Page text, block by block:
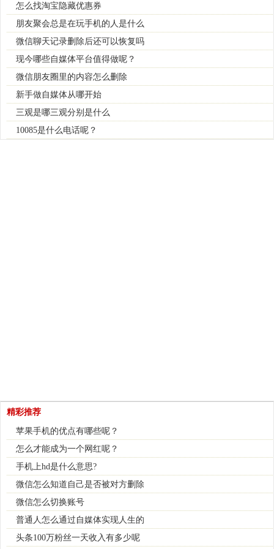
怎么找淘宝隐藏优惠券
朋友聚会总是在玩手机的人是什么
微信聊天记录删除后还可以恢复吗
现今哪些自媒体平台值得做呢？
微信朋友圈里的内容怎么删除
新手做自媒体从哪开始
三观是哪三观分别是什么
10085是什么电话呢？
精彩推荐
苹果手机的优点有哪些呢？
怎么才能成为一个网红呢？
手机上hd是什么意思?
微信怎么知道自己是否被对方删除
微信怎么切换账号
普通人怎么通过自媒体实现人生的
头条100万粉丝一天收入有多少呢